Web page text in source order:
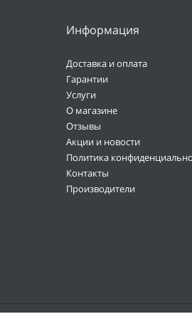
Информация
Доставка и оплата
Гарантии
Услуги
О магазине
Отзывы
Акции и новости
Политика
Контакты
Производители